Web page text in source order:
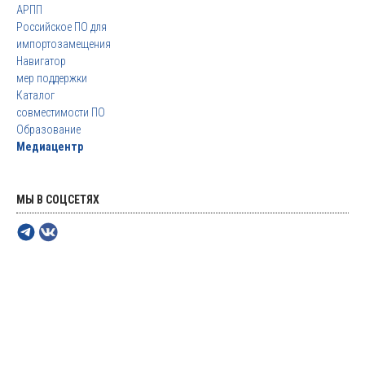
АРПП
Российское ПО для
импортозамещения
Навигатор
мер поддержки
Каталог
совместимости ПО
Образование
Медиацентр
МЫ В СОЦСЕТЯХ